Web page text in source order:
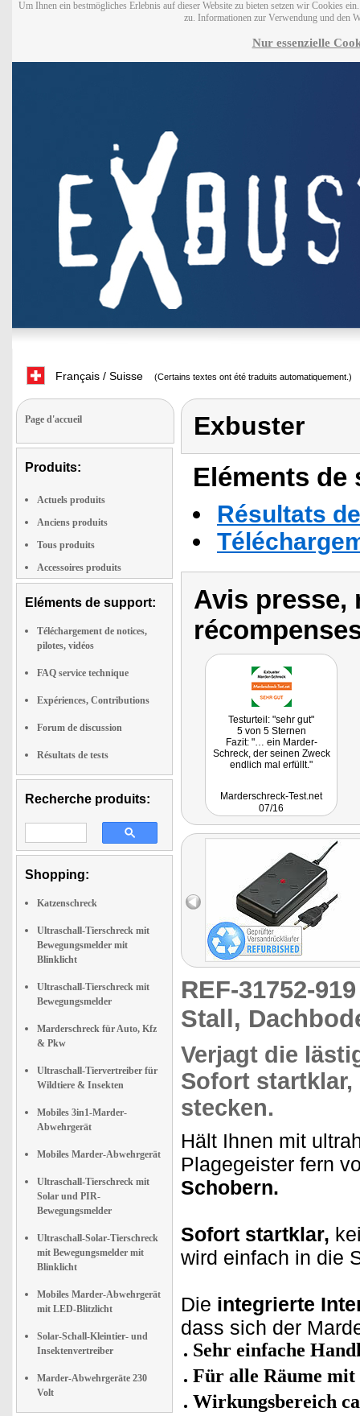
Um Ihnen ein bestmögliches Erlebnis auf dieser Website zu bieten setzen wir Cookies
zu. Informationen zur Verwendung und den
Nur essenzielle
Français / Suisse (Certains textes ont été traduits automatiquement.)
Page d'accueil
Produits:
Actuels produits
Anciens produits
Tous produits
Accessoires produits
Eléments de support:
Téléchargement de notices,
pilotes, vidéos
FAQ service technique
Expériences, Contributions
Forum de discussion
Résultats de tests
Recherche produits:
Shopping:
Katzenschreck
Ultraschall-Tierschreck mit
Bewegungsmelder mit
Blinklicht
Ultraschall-Tierschreck mit
Bewegungsmelder
Marderschreck für Auto, Kfz
& Pkw
Ultraschall-Tiervertreiber für
Wildtiere & Insekten
Mobiles 3in1-Marder-
Abwehrgerät
Mobiles Marder-Abwehrgerät
Ultraschall-Tierschreck mit
Solar und PIR-
Bewegungsmelder
Ultraschall-Solar-Tierschreck
mit Bewegungsmelder mit
Blinklicht
Mobiles Marder-Abwehrgerät
mit LED-Blitzlicht
Solar-Schall-Kleintier- und
Insektenvertreiber
Marder-Abwehrgeräte 230
Volt
Exbuster
Eléments
Résultats
Avis presse,
Testurteil: "sehr gut"
5 von 5 Sternen
Fazit: "… ein Marder-
Schreck, der seinen Zweck
endlich mal erfüllt."
Marderschreck-Test.net
07/16
REF-31752-
Stall,
Verjagt die
Sofort
stecken.
Hält Ihnen mit
Plagegeister fern
Schobern.
Sofort startklar,
wird einfach in die
Die integrierte
dass sich der
Sehr einfache
Für alle Räume mit
Wirkungsbereich